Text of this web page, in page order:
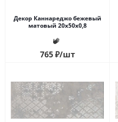
Декор Каннареджо бежевый
матовый 20x50x0,8
765₽/шт